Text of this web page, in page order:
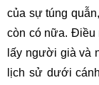
của sự túng
còn có nữa. Điều
lấy người già và
lịch sử dưới